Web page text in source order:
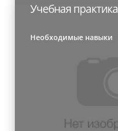
Учебная практика
Необходимые навыки